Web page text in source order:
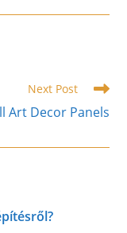
Next Post
Art Decor Panels